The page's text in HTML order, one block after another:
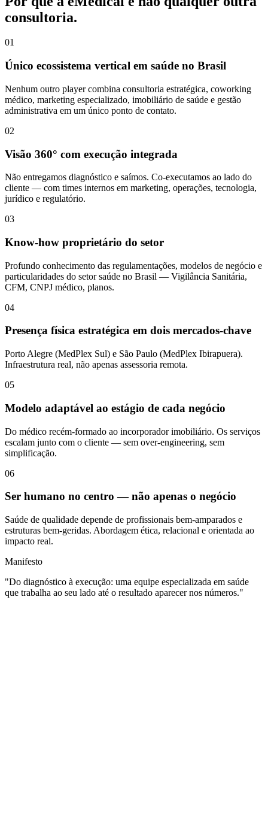
consultoria.
01
Único ecossistema vertical em saúde no Brasil
Nenhum outro player combina consultoria estratégica, coworking
médico, marketing especializado, imobiliário de saúde e gestão
administrativa em um único ponto de contato.
02
Visão 360° com execução integrada
Não entregamos diagnóstico e saímos. Co-executamos ao lado do
cliente — com times internos em marketing, operações, tecnologia,
jurídico e regulatório.
03
Know-how proprietário do setor
Profundo conhecimento das regulamentações, modelos de negócio e
particularidades do setor saúde no Brasil — Vigilância Sanitária,
CFM, CNPJ médico, planos.
04
Presença física estratégica em dois mercados-chave
Porto Alegre (MedPlex Sul) e São Paulo (MedPlex Ibirapuera).
Infraestrutura real, não apenas assessoria remota.
05
Modelo adaptável ao estágio de cada negócio
Do médico recém-formado ao incorporador imobiliário. Os serviços
escalam junto com o cliente — sem over-engineering, sem
simplificação.
06
Ser humano no centro — não apenas o negócio
Saúde de qualidade depende de profissionais bem-amparados e
estruturas bem-geridas. Abordagem ética, relacional e orientada ao
impacto real.
Manifesto
"Do diagnóstico à execução: uma equipe especializada em saúde
que trabalha ao seu lado até o resultado aparecer nos números."